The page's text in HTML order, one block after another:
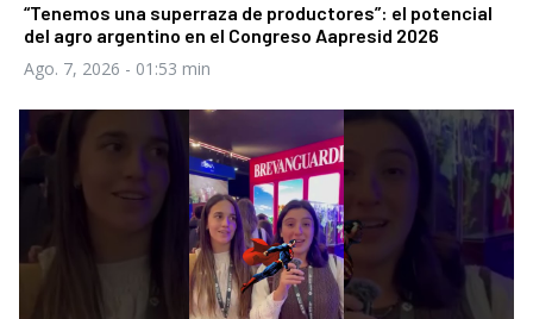
“Tenemos una superraza de productores”: el potencial
del agro argentino en el Congreso Aapresid 2026
Ago. 7, 2026 - 01:53 min